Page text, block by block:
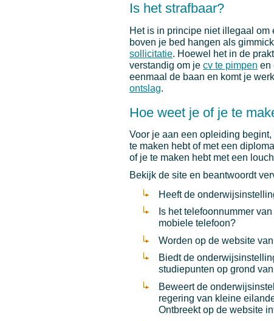
Is het strafbaar?
Het is in principe niet illegaal
boven je bed hangen als
sollicitatie. Hoewel het in de
verstandig om je cv te pimpen en
eenmaal de baan en komt je
ontslag.
Hoe weet je of je te
Voor je aan een opleiding
te maken hebt of met een
of je te maken hebt met een
Bekijk de site en beantwoordt
Heeft de
Is het telefoonnummer
mobiele telefoon?
Worden op de website
Biedt de
studiepunten op grond
Beweert de
regering van kleine
Ontbreekt op de website